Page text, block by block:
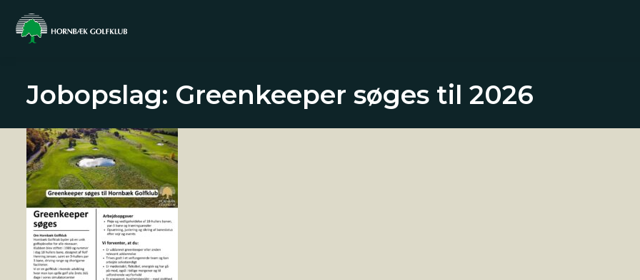
Jobopslag: Greenkeeper søges til 2026